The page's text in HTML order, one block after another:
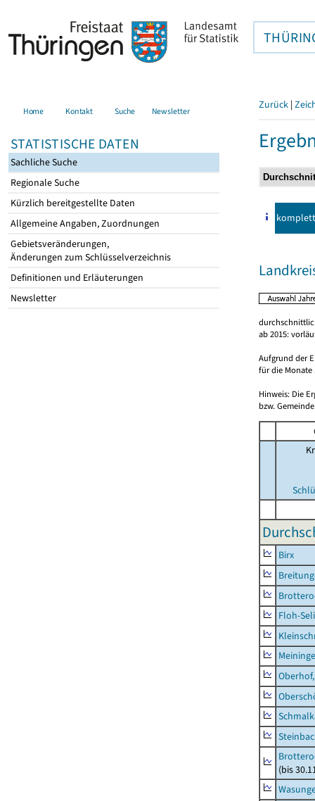
Home Kontakt Suche Newsletter
STATISTISCHE DATEN
Sachliche Suche
Regionale Suche
Kürzlich bereitgestellte Daten
Allgemeine Angaben, Zuordnungen
Gebietsveränderungen,
Änderungen zum Schlüsselverzeichnis
Definitionen und Erläuterungen
Newsletter
Zurück |
komplett
ab 2015:
Aufgrund der
für die Monate
Hinweis: Die
bzw.
Birx
Floh-
(bis